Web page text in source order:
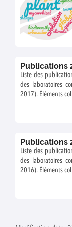
Publications
Liste des
des laboratoires
2017). Éléments
Solange
manager.</em>
Publications
Liste des
des laboratoires
2016). Éléments